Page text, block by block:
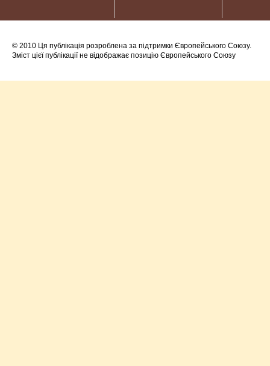
© 2010 Ця публікація розроблена за підтримки Європейського Союзу.
Зміст цієї публікації не відображає позицію Європейського Союзу